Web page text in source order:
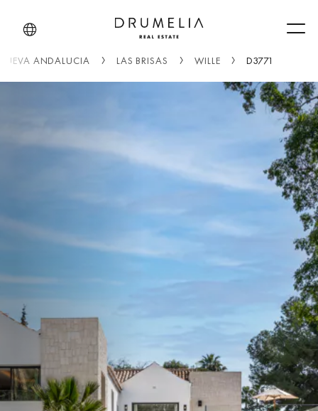
ANDALUCIA LAS BRISAS WILLE D3771